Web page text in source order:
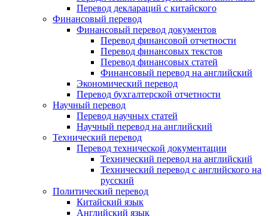
Перевод деклараций с китайского
Финансовый перевод
Финансовый перевод документов
Перевод финансовой отчетности
Перевод финансовых текстов
Перевод финансовых статей
Финансовый перевод на английский
Экономический перевод
Перевод бухгалтерской отчетности
Научный перевод
Перевод научных статей
Научный перевод на английский
Технический перевод
Перевод технической документации
Технический перевод на английский
Технический перевод с английского на
русский
Политический перевод
Китайский язык
Английский язык